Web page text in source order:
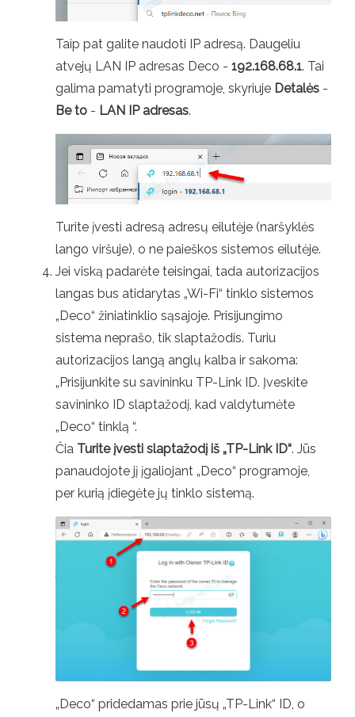
Taip pat galite naudoti IP adresą. Daugeliu
atvejų LAN IP adresas Deco - 192.168.68.1. Tai
galima pamatyti programoje, skyriuje Detalės -
Be to - LAN IP adresas.
Turite įvesti adresą adresų eilutėje (naršyklės
lango viršuje), o ne paieškos sistemos eilutėje.
Jei viską padarėte teisingai, tada autorizacijos
langas bus atidarytas „Wi-Fi“ tinklo sistemos
„Deco“ žiniatinklio sąsajoje. Prisijungimo
sistema neprašo, tik slaptažodis. Turiu
autorizacijos langą anglų kalba ir sakoma:
„Prisijunkite su savininku TP-Link ID. Įveskite
savininko ID slaptažodį, kad valdytumėte
„Deco“ tinklą “.
Čia Turite įvesti slaptažodį iš „TP-Link ID“. Jūs
panaudojote jį įgaliojant „Deco“ programoje,
per kurią įdiegėte jų tinklo sistemą.
„Deco“ pridedamas prie jūsų „TP-Link“ ID, o